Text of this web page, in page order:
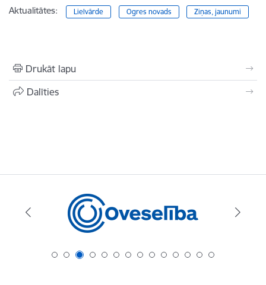
Aktualitātes: Lielvārde Ogres novads Ziņas, jaunumi
Drukāt lapu
Dalīties